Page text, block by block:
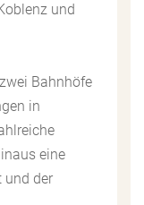
und
Bahnhöfe
in
eine
und der